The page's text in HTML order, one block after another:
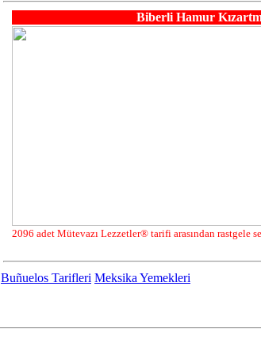
Buñuelos Tarifleri Meksika Yemekleri